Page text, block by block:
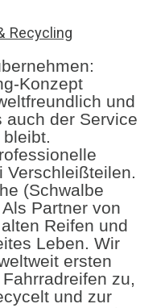
Recycling
Konzept
und
auch der Service
Verschleißteilen.
(Schwalbe
Partner von
Reifen und
Leben. Wir
ersten
zu,
und zur